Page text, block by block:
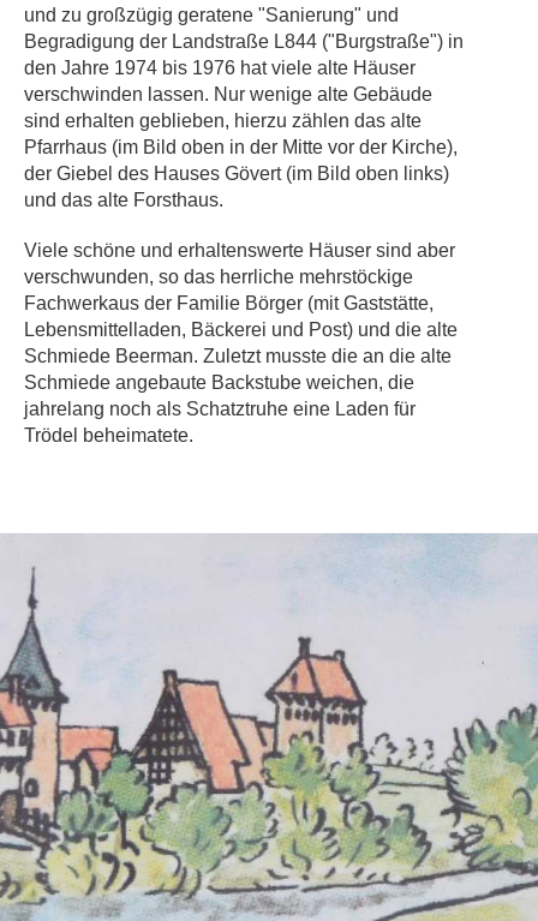
und zu großzügig geratene "Sanierung" und
Begradigung der Landstraße L844 ("Burgstraße") in
den Jahre 1974 bis 1976 hat viele alte Häuser
verschwinden lassen. Nur wenige alte Gebäude
sind erhalten geblieben, hierzu zählen das alte
Pfarrhaus (im Bild oben in der Mitte vor der Kirche),
der Giebel des Hauses Gövert (im Bild oben links)
und das alte Forsthaus.
Viele schöne und erhaltenswerte Häuser sind aber
verschwunden, so das herrliche mehrstöckige
Fachwerkaus der Familie Börger (mit Gaststätte,
Lebensmittelladen, Bäckerei und Post) und die alte
Schmiede Beerman. Zuletzt musste die an die alte
Schmiede angebaute Backstube weichen, die
jahrelang noch als Schatztruhe eine Laden für
Trödel beheimatete.